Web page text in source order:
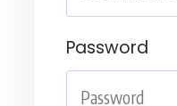
Password